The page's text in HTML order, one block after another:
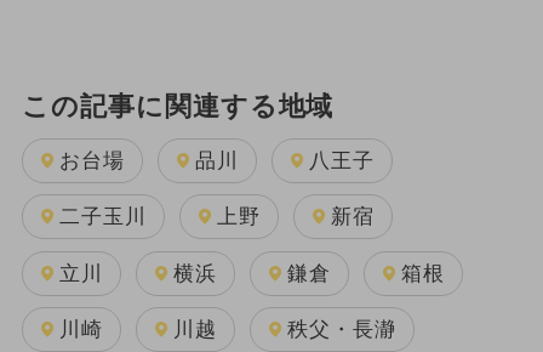
この記事に関連する地域
お台場 品川 八王子
二子玉川 上野 新宿
立川 横浜 鎌倉 箱根
川崎 川越 秩父・長瀞